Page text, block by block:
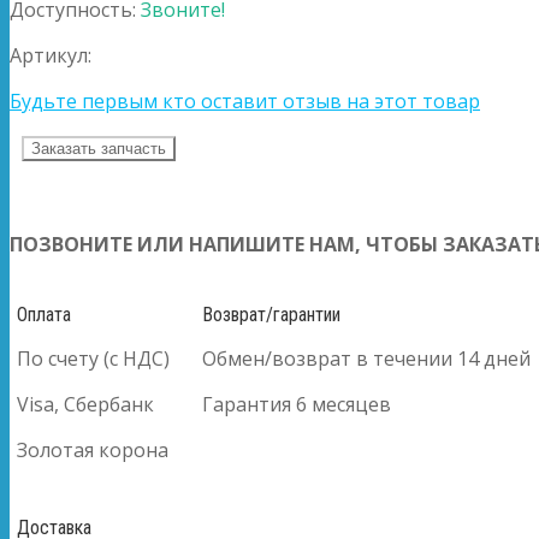
Доступность: Звоните!
Артикул:
Будьте первым кто оставит отзыв на этот товар
Заказать запчасть
ПОЗВОНИТЕ ИЛИ НАПИШИТЕ НАМ, ЧТОБЫ
Оплата
По счету (с НДС)
Visa, Сбербанк
Золотая корона
Возврат/гарантии
Обмен/возврат в течении 14 дней
Гарантия 6 месяцев
Доставка